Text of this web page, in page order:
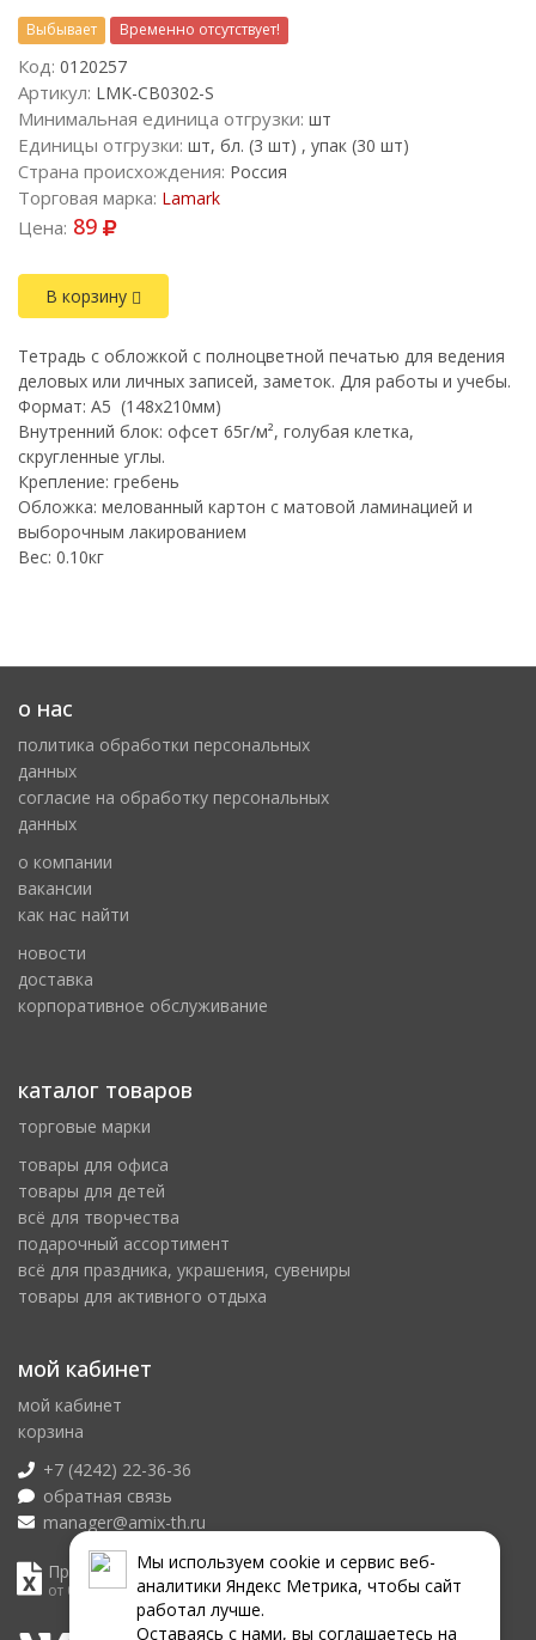
Мы используем сookie и сервис веб-
аналитики Яндекс Метрика, чтобы сайт
работал лучше.
Оставаясь с нами, вы соглашаетесь на
Выбывает Временно отсутствует!
Код: 0120257
Артикул: LMK-CB0302-S
Минимальная единица отгрузки: шт
Единицы отгрузки: шт, бл. (3 шт) , упак (30 шт)
Страна происхождения: Россия
Торговая марка: Lamark
Цена: 89
В корзину
Тетрадь с обложкой с полноцветной печатью для ведения
деловых или личных записей, заметок. Для работы и учебы.
Формат: A5 (148х210мм)
Внутренний блок: офсет 65г/м², голубая клетка,
скругленные углы.
Крепление: гребень
Обложка: мелованный картон c матовой ламинацией и
выборочным лакированием
Вес: 0.10кг
о нас
политика обработки персональных
данных
cогласие на обработку персональных
данных
о компании
вакансии
как нас найти
новости
доставка
корпоративное обслуживание
каталог товаров
торговые марки
товары для офиса
товары для детей
всё для творчества
подарочный ассортимент
всё для праздника, украшения, сувениры
товары для активного отдыха
мой кабинет
мой кабинет
корзина
+7 (4242) 22-36-36
обратная связь
manager@amix-th.ru
Прайс лист
от 07.08.2026